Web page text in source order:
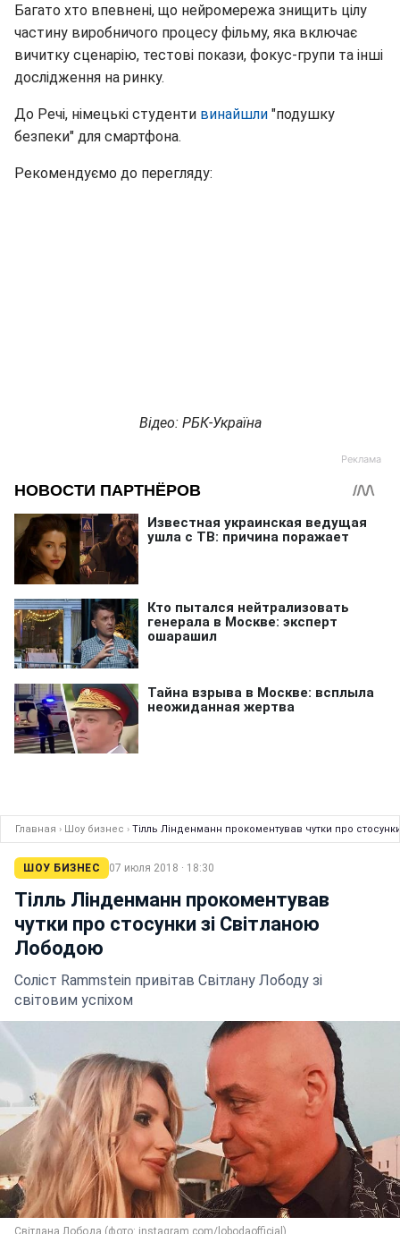
Багато хто впевнені, що нейромережа знищить цілу
частину виробничого процесу фільму, яка включає
вичитку сценарію, тестові покази, фокус-групи та інші
дослідження на ринку.
До Речі, німецькі студенти винайшли "подушку
безпеки" для смартфона.
Рекомендуємо до перегляду:
Відео: РБК-Україна
Главная › Шоу бизнес › Тілль Лінденманн прокоментував чутки про
ШОУ БИЗНЕС 07 июля 2018 · 18:30
Тілль Лінденманн прокоментував
чутки про стосунки зі Світланою
Лободою
Соліст Rammstein привітав Світлану Лободу зі
світовим успіхом
Світлана Лобода (фото: instagram.com/lobodaofficial)